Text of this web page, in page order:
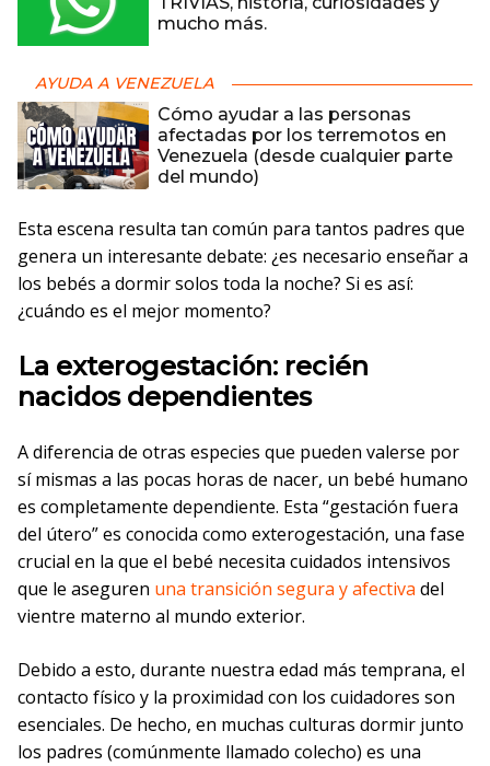
mucho más.
AYUDA A VENEZUELA
Cómo ayudar a las personas
afectadas por los terremotos en
Venezuela (desde cualquier parte
del mundo)
Esta escena resulta tan común para tantos padres que
genera un interesante debate: ¿es necesario enseñar a
los bebés a dormir solos toda la noche? Si es así:
¿cuándo es el mejor momento?
La exterogestación: recién
nacidos dependientes
A diferencia de otras especies que pueden valerse por
sí mismas a las pocas horas de nacer, un bebé humano
es completamente dependiente. Esta “gestación fuera
del útero” es conocida como exterogestación, una fase
crucial en la que el bebé necesita cuidados intensivos
que le aseguren una transición segura y afectiva del
vientre materno al mundo exterior.
Debido a esto, durante nuestra edad más temprana, el
contacto físico y la proximidad con los cuidadores son
esenciales. De hecho, en muchas culturas dormir junto
los padres (comúnmente llamado colecho) es una